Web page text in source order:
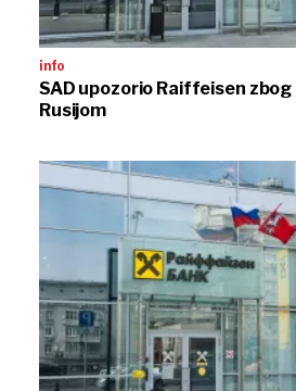
info
SAD upozorio Raiffeisen zbog
Rusijom